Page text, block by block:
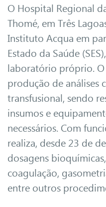
O Hospital Regional
Thomé, em Três
Instituto Acqua em
Estado da Saúde
laboratório próprio.
produção de análises
transfusional, sendo
insumos e
necessários. Com
realiza, desde 23 de
dosagens
coagulação,
entre outros